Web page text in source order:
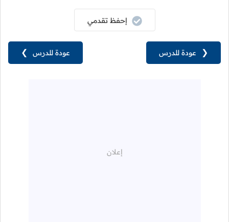
عودة للدرس ❯
إحفظ تقدمي
❮ عودة للدرس